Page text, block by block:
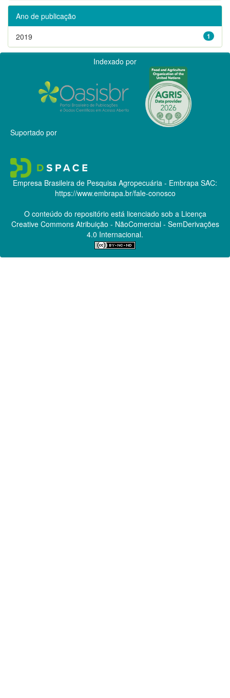
Ano de publicação
1
2019
Indexado por
Suportado por
Empresa Brasileira de Pesquisa Agropecuária - Embrapa SAC:
https://www.embrapa.br/fale-conosco
O conteúdo do repositório está licenciado sob a Licença
Creative CommonsAtribuição - NãoComercial - SemDerivações
4.0 Internacional.